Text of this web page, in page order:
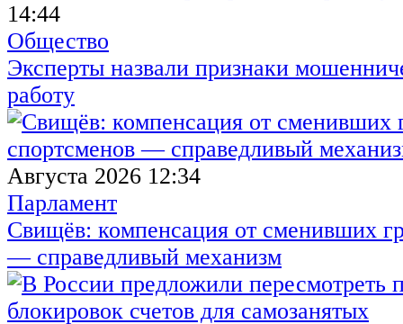
14:44
Общество
Эксперты назвали признаки
работу
Августа 2026 12:34
Парламент
Свищёв: компенсация от сменивших
— справедливый механизм